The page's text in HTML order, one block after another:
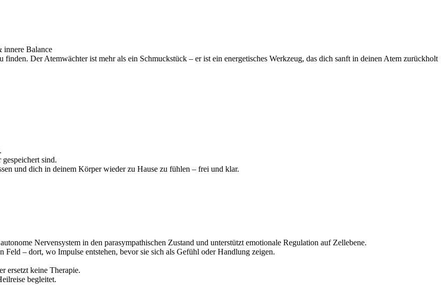
innere Balance
Der Atemwächter ist mehr als ein Schmuckstück – er ist ein energetisches Werkzeug, das dich sanft in deinen Atem zurückholt
sind.
und dich in deinem Körper wieder zu Hause zu fühlen – frei und klar.
Nervensystem in den parasympathischen Zustand und unterstützt emotionale Regulation auf Zellebene.
– dort, wo Impulse entstehen, bevor sie sich als Gefühl oder Handlung zeigen.
ersetzt keine Therapie.
begleitet.